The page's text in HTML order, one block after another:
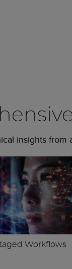
insights from
Workflows